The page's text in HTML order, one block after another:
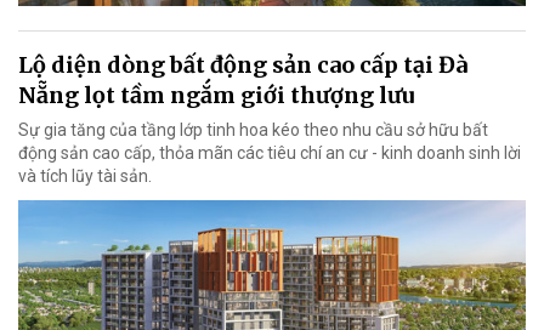
Lộ diện dòng bất động sản cao cấp tại Đà
Nẵng lọt tầm ngắm giới thượng lưu
Sự gia tăng của tầng lớp tinh hoa kéo theo nhu cầu sở hữu bất
động sản cao cấp, thỏa mãn các tiêu chí an cư - kinh doanh sinh lời
và tích lũy tài sản.